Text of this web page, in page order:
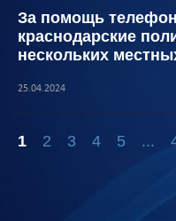
За помощь
краснодарские
нескольких
25.04.2024
1 2 3 4 5 ...